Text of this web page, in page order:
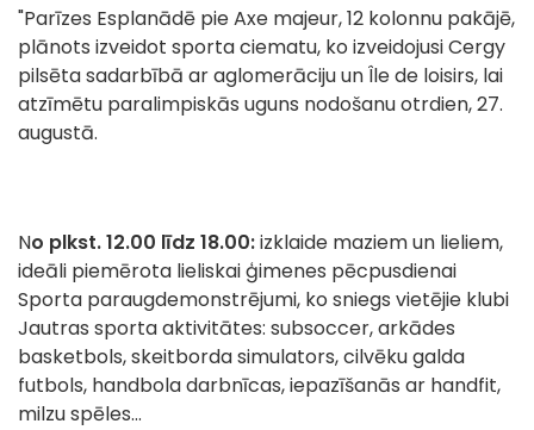
"Parīzes Esplanādē pie Axe majeur, 12 kolonnu pakājē,
plānots izveidot sporta ciematu, ko izveidojusi Cergy
pilsēta sadarbībā ar aglomerāciju un Île de loisirs, lai
atzīmētu paralimpiskās uguns nodošanu otrdien, 27.
augustā.
No plkst. 12.00 līdz 18.00:izklaide maziem un lieliem,
ideāli piemērota lieliskai ģimenes pēcpusdienai
Sporta paraugdemonstrējumi, ko sniegs vietējie klubi
Jautras sporta aktivitātes: subsoccer, arkādes
basketbols, skeitborda simulators, cilvēku galda
futbols, handbola darbnīcas, iepazīšanās ar handfit,
milzu spēles...